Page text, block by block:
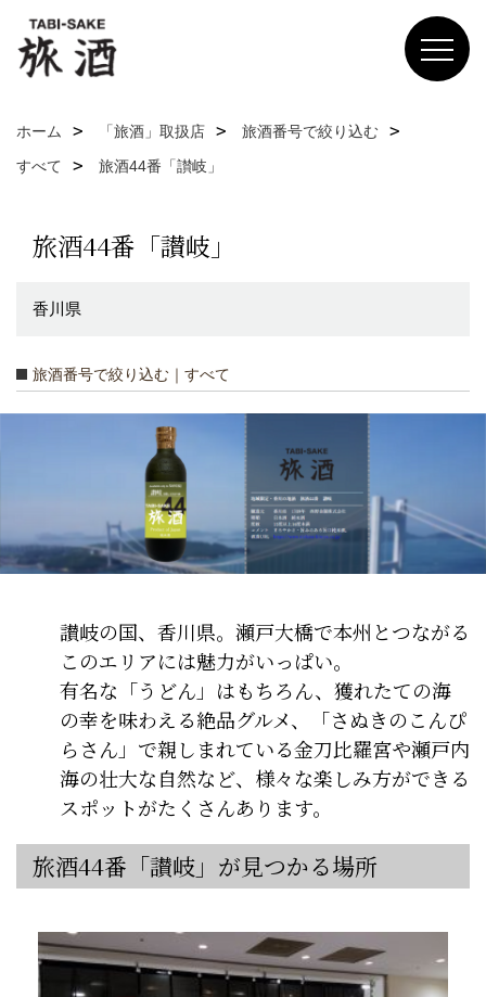
ホーム 「旅酒」取扱店
旅酒番号で絞り込む
すべて
旅酒44番「讃岐」
旅酒44番「讃岐」
香川県
旅酒番号で絞り込む｜すべて
讃岐の国、香川県。瀬戸大橋で本州とつながる
このエリアには魅力がいっぱい。
有名な「うどん」はもちろん、獲れたての海
の幸を味わえる絶品グルメ、「さぬきのこんぴ
らさん」で親しまれている金刀比羅宮や瀬戸内
海の壮大な自然など、様々な楽しみ方ができる
スポットがたくさんあります。
旅酒44番「讃岐」が見つかる場所